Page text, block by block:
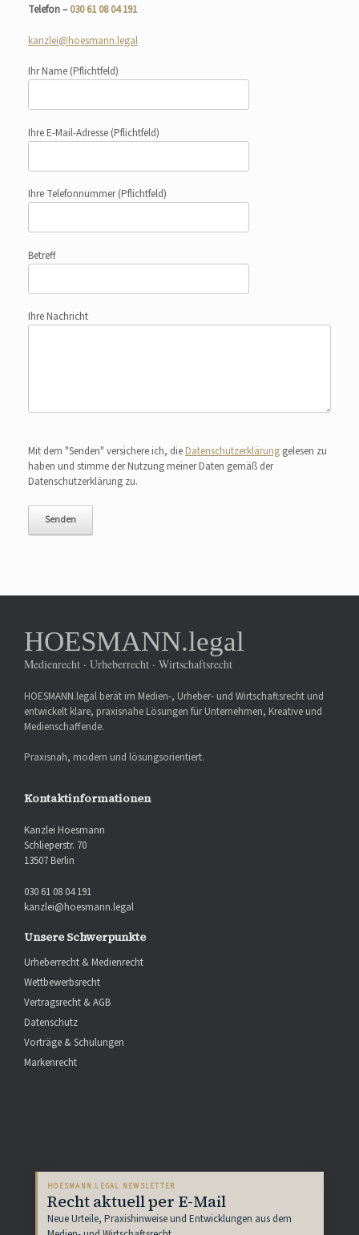
Telefon –030 61 08 04 191
kanzlei@hoesmann.legal
Ihr Name (Pflichtfeld)
Ihre E-Mail-Adresse (Pflichtfeld)
Ihre Telefonnummer(Pflichtfeld)
Betreff
Ihre Nachricht
Mit dem "Senden" versichere ich, die Datenschutzerklärung gelesen zu
haben und stimme der Nutzung meiner Daten gemäß der
Datenschutzerklärung zu.
HOESMANN.legal
Medienrecht · Urheberrecht · Wirtschaftsrecht
HOESMANN.legal berät im Medien-, Urheber- und Wirtschaftsrecht und
entwickelt klare, praxisnahe Lösungen für Unternehmen, Kreative und
Medienschaffende.
Praxisnah, modern und lösungsorientiert.
Kontaktinformationen
Kanzlei Hoesmann
Schlieperstr. 70
13507 Berlin
030 61 08 04 191
kanzlei@hoesmann.legal
Unsere Schwerpunkte
Urheberrecht & Medienrecht
Wettbewerbsrecht
Vertragsrecht & AGB
Datenschutz
Vorträge & Schulungen
Markenrecht
HOESMANN.LEGAL NEWSLETTER
Recht aktuell per E-Mail
Neue Urteile, Praxishinweise und Entwicklungen aus dem